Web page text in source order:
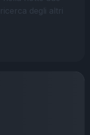
degli altri